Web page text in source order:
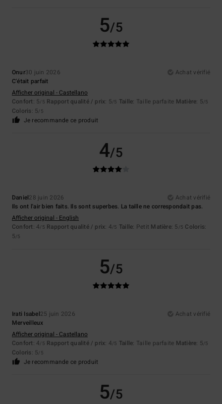
5/5
Onur30 juin 2026
Achat vérifié
C'était parfait
Afficher original - Castellano
Confort: 5/5 Rapport qualité / prix: 5/5 Taille: Taille parfaite Matière: 5/5
Coloris: 5/5
Je recommande ce produit
4/5
Daniel28 juin 2026
Achat vérifié
Ils ont l'air bien faits. Ils sont superbes. La taille ne correspondait pas.
Afficher original - English
Confort: 4/5 Rapport qualité / prix: 4/5 Taille: Petit Matière: 5 /5 Coloris:
5/5
5/5
Irati Isabel25 juin 2026
Achat vérifié
Merveilleux
Afficher original - Castellano
Confort: 4/5 Rapport qualité / prix: 4/5 Taille: Taille parfaite Matière: 5/5
Coloris: 5/5
Je recommande ce produit
5/5